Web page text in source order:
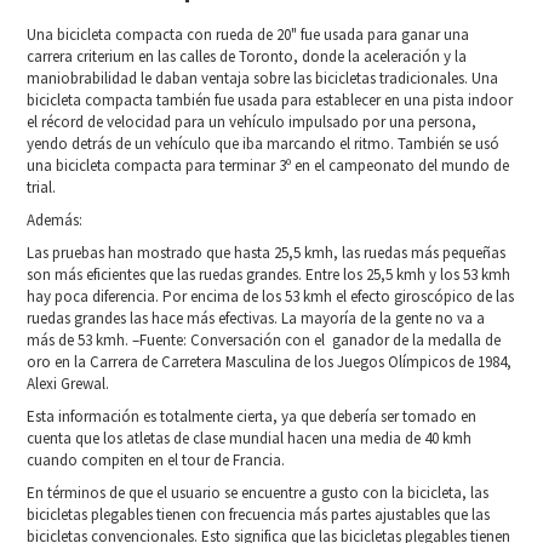
Una bicicleta compacta con rueda de 20" fue usada para ganar una
carrera criterium en las calles de Toronto, donde la aceleración y la
maniobrabilidad le daban ventaja sobre las bicicletas tradicionales. Una
bicicleta compacta también fue usada para establecer en una pista indoor
el récord de velocidad para un vehículo impulsado por una persona,
yendo detrás de un vehículo que iba marcando el ritmo. También se usó
una bicicleta compacta para terminar 3º en el campeonato del mundo de
trial.
Además:
Las pruebas han mostrado que hasta 25,5 kmh, las ruedas más pequeñas
son más eficientes que las ruedas grandes. Entre los 25,5 kmh y los 53 kmh
hay poca diferencia. Por encima de los 53 kmh el efecto giroscópico de las
ruedas grandes las hace más efectivas. La mayoría de la gente no va a
más de 53 kmh. –Fuente: Conversación con el ganador de la medalla de
oro en la Carrera de Carretera Masculina de los Juegos Olímpicos de 1984,
Alexi Grewal.
Esta información es totalmente cierta, ya que debería ser tomado en
cuenta que los atletas de clase mundial hacen una media de 40 kmh
cuando compiten en el tour de Francia.
En términos de que el usuario se encuentre a gusto con la bicicleta, las
bicicletas plegables tienen con frecuencia más partes ajustables que las
bicicletas convencionales. Esto significa que las bicicletas plegables tienen